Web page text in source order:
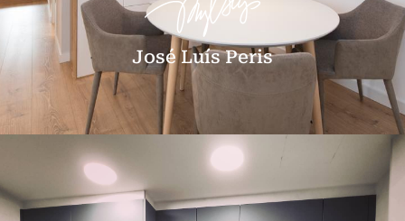
José Luís Peris